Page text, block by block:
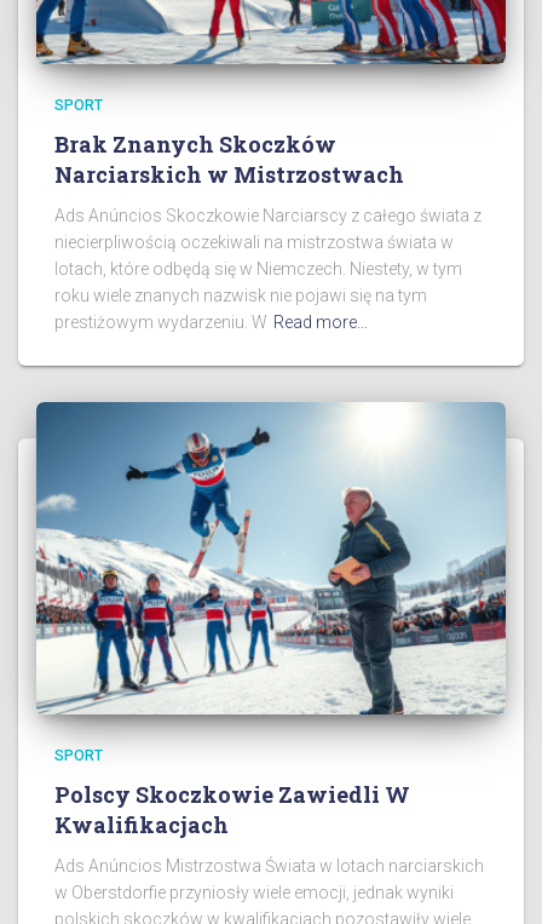
SPORT
Brak Znanych Skoczków
Narciarskich w Mistrzostwach
Ads Anúncios Skoczkowie Narciarscy z całego świata z
niecierpliwością oczekiwali na mistrzostwa świata w
lotach, które odbędą się w Niemczech. Niestety, w tym
roku wiele znanych nazwisk nie pojawi się na tym
prestiżowym wydarzeniu. W Read more…
SPORT
Polscy Skoczkowie Zawiedli W
Kwalifikacjach
Ads Anúncios Mistrzostwa Świata w lotach narciarskich
w Oberstdorfie przyniosły wiele emocji, jednak wyniki
polskich skoczków w kwalifikacjach pozostawiły wiele